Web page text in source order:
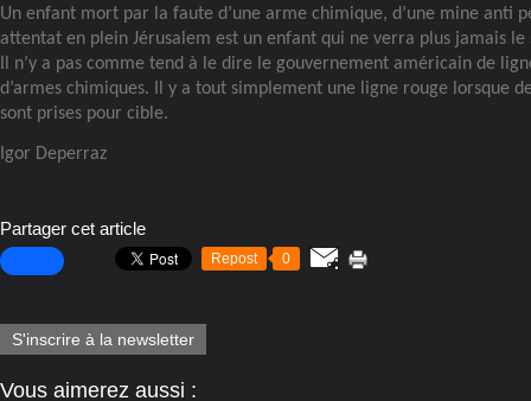
Un enfant mort par la faute d’une arme chimique, d’une mine anti
attentat en plein Jérusalem est un enfant qui ne verra plus jamais le
Il n’y a pas comme tend à le dire le gouvernement américain de
d’armes chimiques. Il y a tout simplement une ligne rouge lorsque
sont prises pour cible.
Igor Deperraz
Partager cet article
Repost 0
S'inscrire à la newsletter
Vous aimerez aussi :